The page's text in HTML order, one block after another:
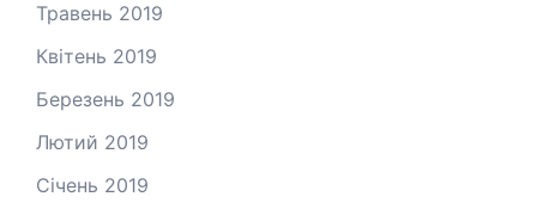
Травень 2019
Квітень 2019
Березень 2019
Лютий 2019
Січень 2019